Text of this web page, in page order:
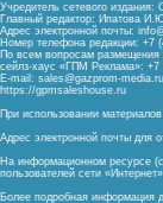
Учредитель сетевого
Главный редактор: Ипатова
Адрес электронной почты:
Номер телефона редакции: +7
По всем вопросам размещения
сейлз-хаус «ГПМ Реклама»: +7
E-mail: sales@gazprom-media.ru
https://gpmsaleshouse.ru
При использовании
Адрес электронной почты для
На информационном ресурсе
пользователей сети
Более подробная информация